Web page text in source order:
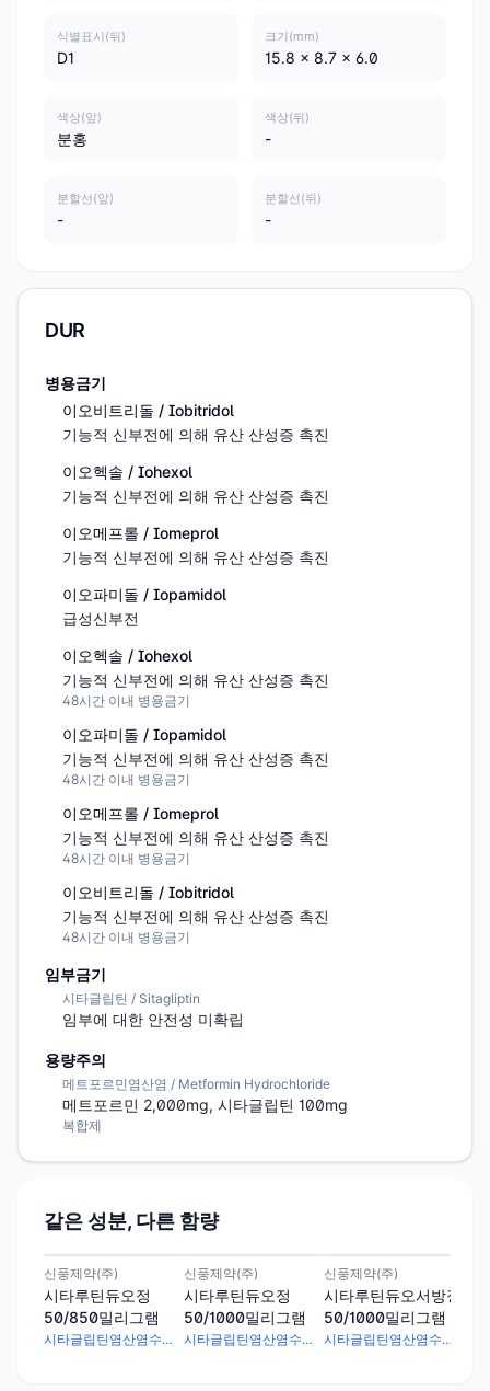
식별표시(뒤)
D1
크기(mm)
15.8 x 8.7 x 6.0
색상(앞)
분홍
색상(뒤)
-
분할선(앞)
-
분할선(뒤)
-
DUR
병용금기
이오비트리돌 / Iobitridol
기능적 신부전에 의해 유산 산성증 촉진
이오헥솔 / Iohexol
기능적 신부전에 의해 유산 산성증 촉진
이오메프롤 / Iomeprol
기능적 신부전에 의해 유산 산성증 촉진
이오파미돌 / Iopamidol
급성신부전
이오헥솔 / Iohexol
기능적 신부전에 의해 유산 산성증 촉진
48시간 이내 병용금기
이오파미돌 / Iopamidol
기능적 신부전에 의해 유산 산성증 촉진
48시간 이내 병용금기
이오메프롤 / Iomeprol
기능적 신부전에 의해 유산 산성증 촉진
48시간 이내 병용금기
이오비트리돌 / Iobitridol
기능적 신부전에 의해 유산 산성증 촉진
48시간 이내 병용금기
임부금기
시타글립틴 / Sitagliptin
임부에 대한 안전성 미확립
용량주의
메트포르민염산염 / Metformin Hydrochloride
메트포르민 2,000mg, 시타글립틴 100mg
복합제
같은 성분, 다른 함량
신풍제약(주)
시타루틴듀오정
50/850밀리그램
시타글립틴염산염수화물 56.69mg · 메트포르민염산염 850mg
신풍제약(주)
시타루틴듀오정
50/1000밀리그램
시타글립틴염산염수화물 56.69mg · 메트포르민염산염 1000mg
신풍제약(주)
시타루틴듀오서방정
50/1000밀리그램
시타글립틴염산염수화물 56.69mg · 메트포르민염산염 1000mg